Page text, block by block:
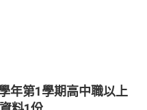
年第1學期高中職以上